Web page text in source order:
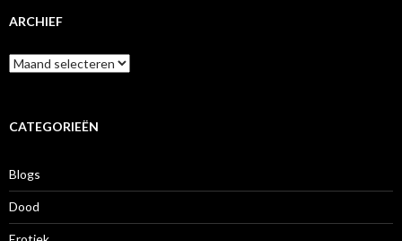
ARCHIEF
A
r
iCATEGORIEËN
Blogs
Dood